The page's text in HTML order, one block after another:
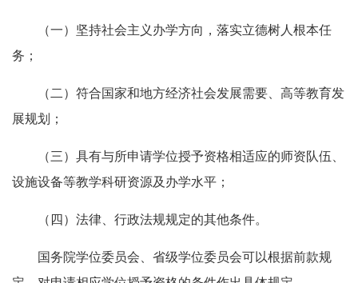
（一）坚持社会主义办学方向，落实立德树人根本任
务；
（二）符合国家和地方经济社会发展需要、高等教育发
展规划；
（三）具有与所申请学位授予资格相适应的师资队伍、
设施设备等教学科研资源及办学水平；
（四）法律、行政法规规定的其他条件。
国务院学位委员会、省级学位委员会可以根据前款规